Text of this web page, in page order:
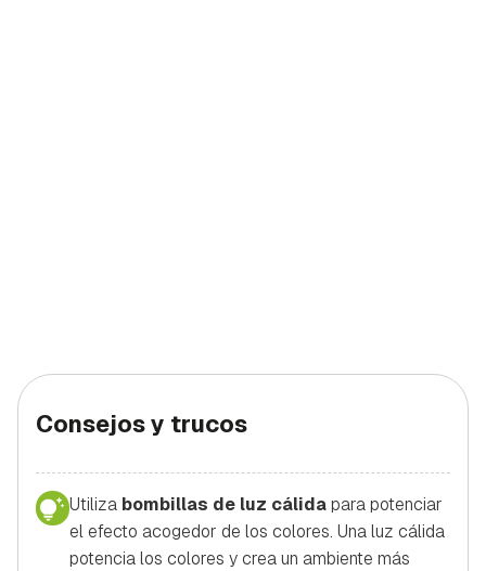
Consejos y trucos
Utiliza bombillas de luz cálidapara potenciar
el efecto acogedor de los colores. Una luz cálida
potencia los colores y crea un ambiente más